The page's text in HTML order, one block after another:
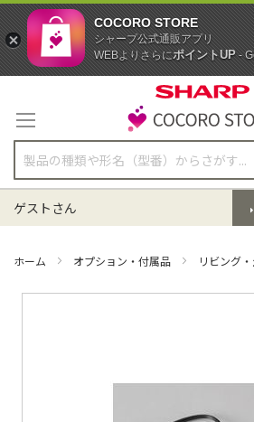
テ
ン
ツ
に
ス
キ
ッ
ゲストさん
ホーム オプション・付属品 リビング
COCORO STORE
シャープ公式通販アプリ
WEBよりさらにポイントUP-